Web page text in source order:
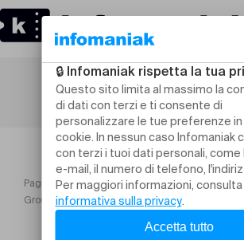
Pagina iniziale
Groupe de parole parents jeunes en refus scolaire